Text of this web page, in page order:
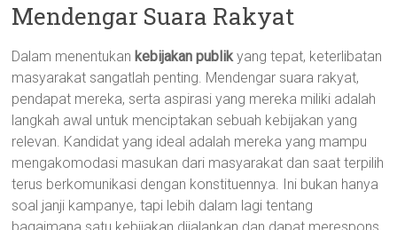
Mendengar Suara Rakyat
Dalam menentukan kebijakan publikyang tepat, keterlibatan
masyarakat sangatlah penting. Mendengar suara rakyat,
pendapat mereka, serta aspirasi yang mereka miliki adalah
langkah awal untuk menciptakan sebuah kebijakan yang
relevan. Kandidat yang ideal adalah mereka yang mampu
mengakomodasi masukan dari masyarakat dan saat terpilih
terus berkomunikasi dengan konstituennya. Ini bukan hanya
soal janji kampanye, tapi lebih dalam lagi tentang